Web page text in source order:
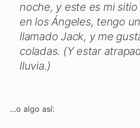
noche, y este es mi sitio
en los Ángeles, tengo
llamado Jack, y me
coladas. (Y estar
lluvia.)
…o algo así: